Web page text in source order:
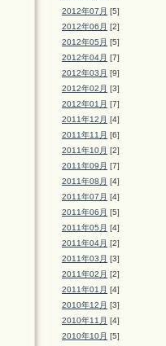
2012年07月 [5]
2012年06月 [2]
2012年05月 [5]
2012年04月 [7]
2012年03月 [9]
2012年02月 [3]
2012年01月 [7]
2011年12月 [4]
2011年11月 [6]
2011年10月 [2]
2011年09月 [7]
2011年08月 [4]
2011年07月 [4]
2011年06月 [5]
2011年05月 [4]
2011年04月 [2]
2011年03月 [3]
2011年02月 [2]
2011年01月 [4]
2010年12月 [3]
2010年11月 [4]
2010年10月 [5]